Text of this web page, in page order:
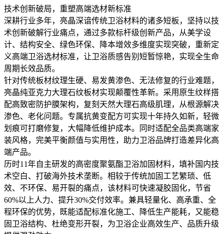
技术创新破局，重塑高端选材新标准
深耕行业多年，亮晶深谙传统卫浴材料的诸多短板，坚持以技
术创新破解行业痛点，通过多款标杆级创新产品，从美学设
计、结构安全、绿色环保、降本增效多维度实现突破，重新定
义高端卫浴选材标准，让卫浴质感告别短暂惊艳，实现全生命
周期长效品质。
针对传统板材纹理生硬、易发黄渗色、无法修复的行业难题，
亮晶纯亚克力大理石纹板材实现颠覆性革新。采用原生纹样搭
配高致密防护膜架构，复刻天然大理石高级肌理，从根源解决
渗色、老化问题。专属抗黄变配方可实现十年持久如新，轻微
划痕可打磨修复，大幅降低维护成本。同时适配全品类高端家
装风格，完美平衡颜值与实用性，助力卫浴品牌打造差异化高
端产品。
历时11年自主研发的高密度聚氨酯卫浴加固材料，填补国内技
术空白、打破海外技术垄断。相较于传统加固工艺繁琐、低
效、不环保、易开裂的痛点，该材料可快速凝胶固化，节省
60%以上人力、提升30%交付效率。兼具轻量化、高承重、全
程环保的优势，既能适配标准化施工、降低生产能耗，又能稳
固卫浴结构、杜绝变形开裂，为卫浴企业高效生产、品质升级